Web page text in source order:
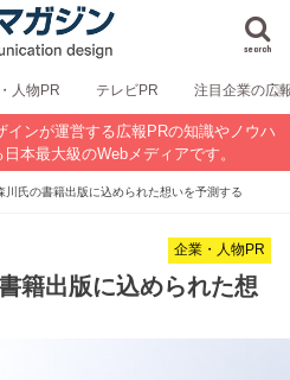
search
人物PR テレビPR 注目企業の広
インが運営する広報PRの知識やノウハ
本最大級のWebメディアです。
川氏の書籍出版に込められた想いを予測する
企業・人物PR
籍出版に込められた想